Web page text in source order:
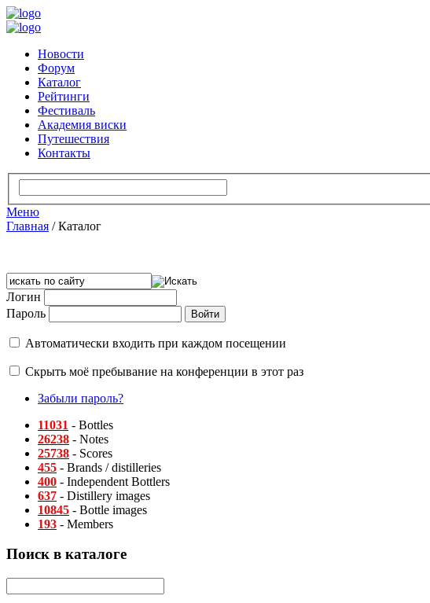
Новости
Форум
Каталог
Рейтинги
Фестиваль
Академия виски
Путешествия
Контакты
Меню
Главная /Каталог
Логин
Пароль
Автоматически входить при каждом посещении
Скрыть моё пребывание на конференции в этот раз
Забыли пароль?
11031 - Bottles
26238 - Notes
25738 - Scores
455 - Brands / distilleries
400 - Independent Bottlers
637 - Distillery images
10845 - Bottle images
193 - Members
Поиск в каталоге